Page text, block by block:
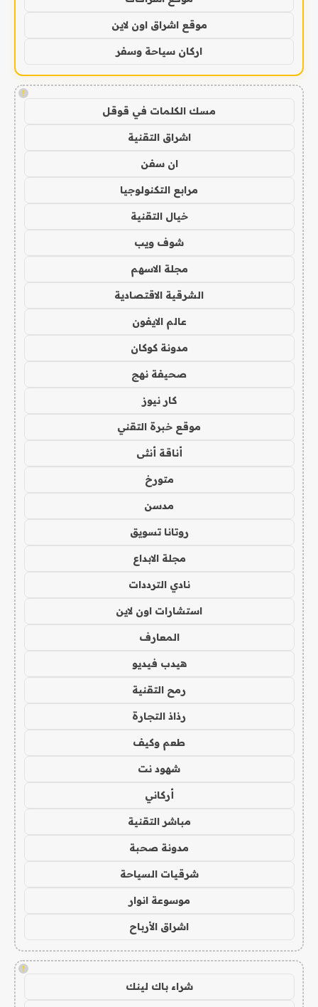
موقع اشراق اون لاين
اركان سياحة وسفر
!
مسك الكلمات في قوقل
اشراق التقنية
ان سفن
مرابع التكنولوجيا
خيال التقنية
شوف ويب
مجلة الاسهم
الشرقية الاقتصادية
عالم الايفون
مدونة كوكان
صحيفة نهج
كار نيوز
موقع خبرة التقني
أناقة أنثى
متورخ
مدسن
روتانا تسويق
مجلة الابداع
نادي الترددات
استشارات اون لاين
المعارف
هيدب فيديو
رمح التقنية
رذاذ التجارة
طعم وكيف
شهود نت
أركاني
مباشر التقنية
مدونة صحبة
شرقيات السياحة
موسوعة انوار
اشراق الأرباح
!
شراء باك لينك